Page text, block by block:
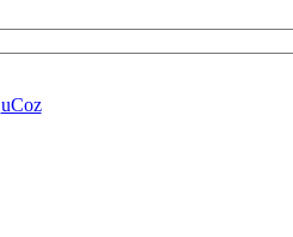
uCoz